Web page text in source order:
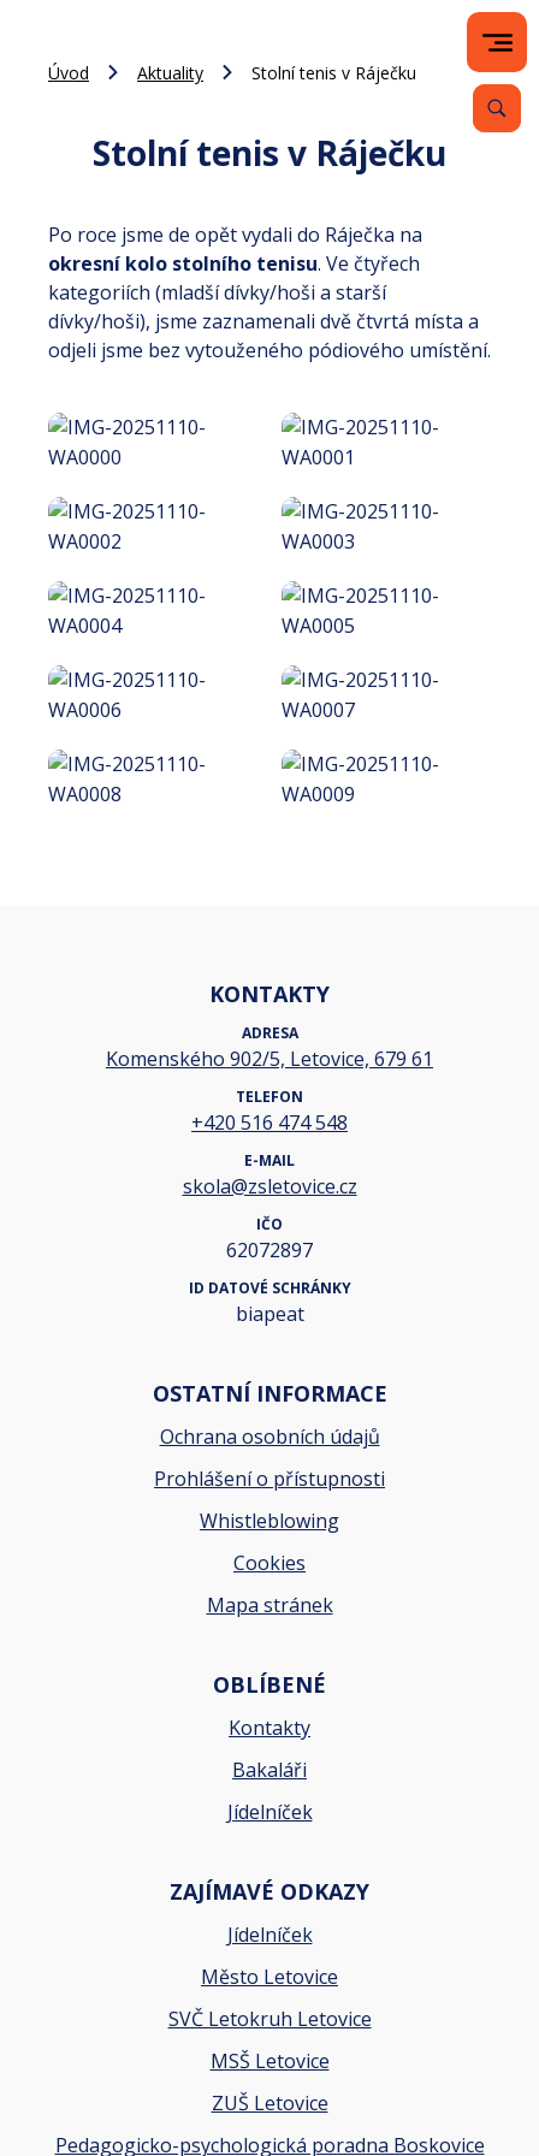
Úvod Aktuality Stolní tenis v Ráječku
Stolní tenis v Ráječku
Po roce jsme de opět vydali do Ráječka na
okresní kolo stolního tenisu. Ve čtyřech
kategoriích (mladší dívky/hoši a starší
dívky/hoši), jsme zaznamenali dvě čtvrtá místa a
odjeli jsme bez vytouženého pódiového umístění.
KONTAKTY
ADRESA
Komenského 902/5, Letovice, 679 61
TELEFON
+420 516 474 548
E-MAIL
skola@zsletovice.cz
IČO
62072897
ID DATOVÉ SCHRÁNKY
biapeat
OSTATNÍ INFORMACE
Ochrana osobních údajů
Prohlášení o přístupnosti
Whistleblowing
Cookies
Mapa stránek
OBLÍBENÉ
Kontakty
Bakaláři
Jídelníček
ZAJÍMAVÉ ODKAZY
Jídelníček
Město Letovice
SVČ Letokruh Letovice
MSŠ Letovice
ZUŠ Letovice
Pedagogicko-psychologická poradna Boskovice